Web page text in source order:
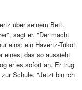
über seinem Bett.
sagt er. "Der macht
eins: ein Havertz-Trikot.
eines, das so aussieht
er es sofort an. Er trug
Schule. "Jetzt bin ich